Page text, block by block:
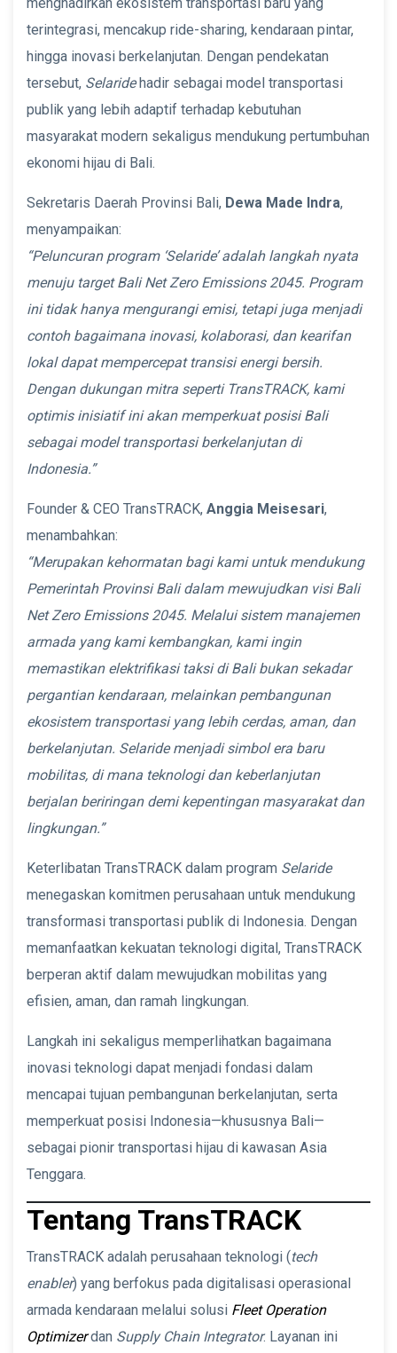
terintegrasi, mencakup ride-sharing, kendaraan pintar,
hingga inovasi berkelanjutan. Dengan pendekatan
tersebut, Selaridehadir sebagai model transportasi
publik yang lebih adaptif terhadap kebutuhan
masyarakat modern sekaligus mendukung pertumbuhan
ekonomi hijau di Bali.
Sekretaris Daerah Provinsi Bali, Dewa Made Indra,
menyampaikan:
“Peluncuran program ‘Selaride’ adalah langkah nyata
menuju target Bali Net Zero Emissions 2045. Program
ini tidak hanya mengurangi emisi, tetapi juga menjadi
contoh bagaimana inovasi, kolaborasi, dan kearifan
lokal dapat mempercepat transisi energi bersih.
Dengan dukungan mitra seperti TransTRACK, kami
optimis inisiatif ini akan memperkuat posisi Bali
sebagai model transportasi berkelanjutan di
Indonesia.”
Founder & CEO TransTRACK, Anggia Meisesari,
menambahkan:
“Merupakan kehormatan bagi kami untuk mendukung
Pemerintah Provinsi Bali dalam mewujudkan visi Bali
Net Zero Emissions 2045. Melalui sistem manajemen
armada yang kami kembangkan, kami ingin
memastikan elektrifikasi taksi di Bali bukan sekadar
pergantian kendaraan, melainkan pembangunan
ekosistem transportasi yang lebih cerdas, aman, dan
berkelanjutan. Selaride menjadi simbol era baru
mobilitas, di mana teknologi dan keberlanjutan
berjalan beriringan demi kepentingan masyarakat dan
lingkungan.”
Keterlibatan TransTRACK dalam program Selaride
menegaskan komitmen perusahaan untuk mendukung
transformasi transportasi publik di Indonesia. Dengan
memanfaatkan kekuatan teknologi digital, TransTRACK
berperan aktif dalam mewujudkan mobilitas yang
efisien, aman, dan ramah lingkungan.
Langkah ini sekaligus memperlihatkan bagaimana
inovasi teknologi dapat menjadi fondasi dalam
mencapai tujuan pembangunan berkelanjutan, serta
memperkuat posisi Indonesia—khususnya Bali—
sebagai pionir transportasi hijau di kawasan Asia
Tenggara.
Tentang TransTRACK
TransTRACK adalah perusahaan teknologi (tech
enabler) yang berfokus pada digitalisasi operasional
armada kendaraan melalui solusi Fleet Operation
Optimizerdan Supply Chain Integrator. Layanan ini